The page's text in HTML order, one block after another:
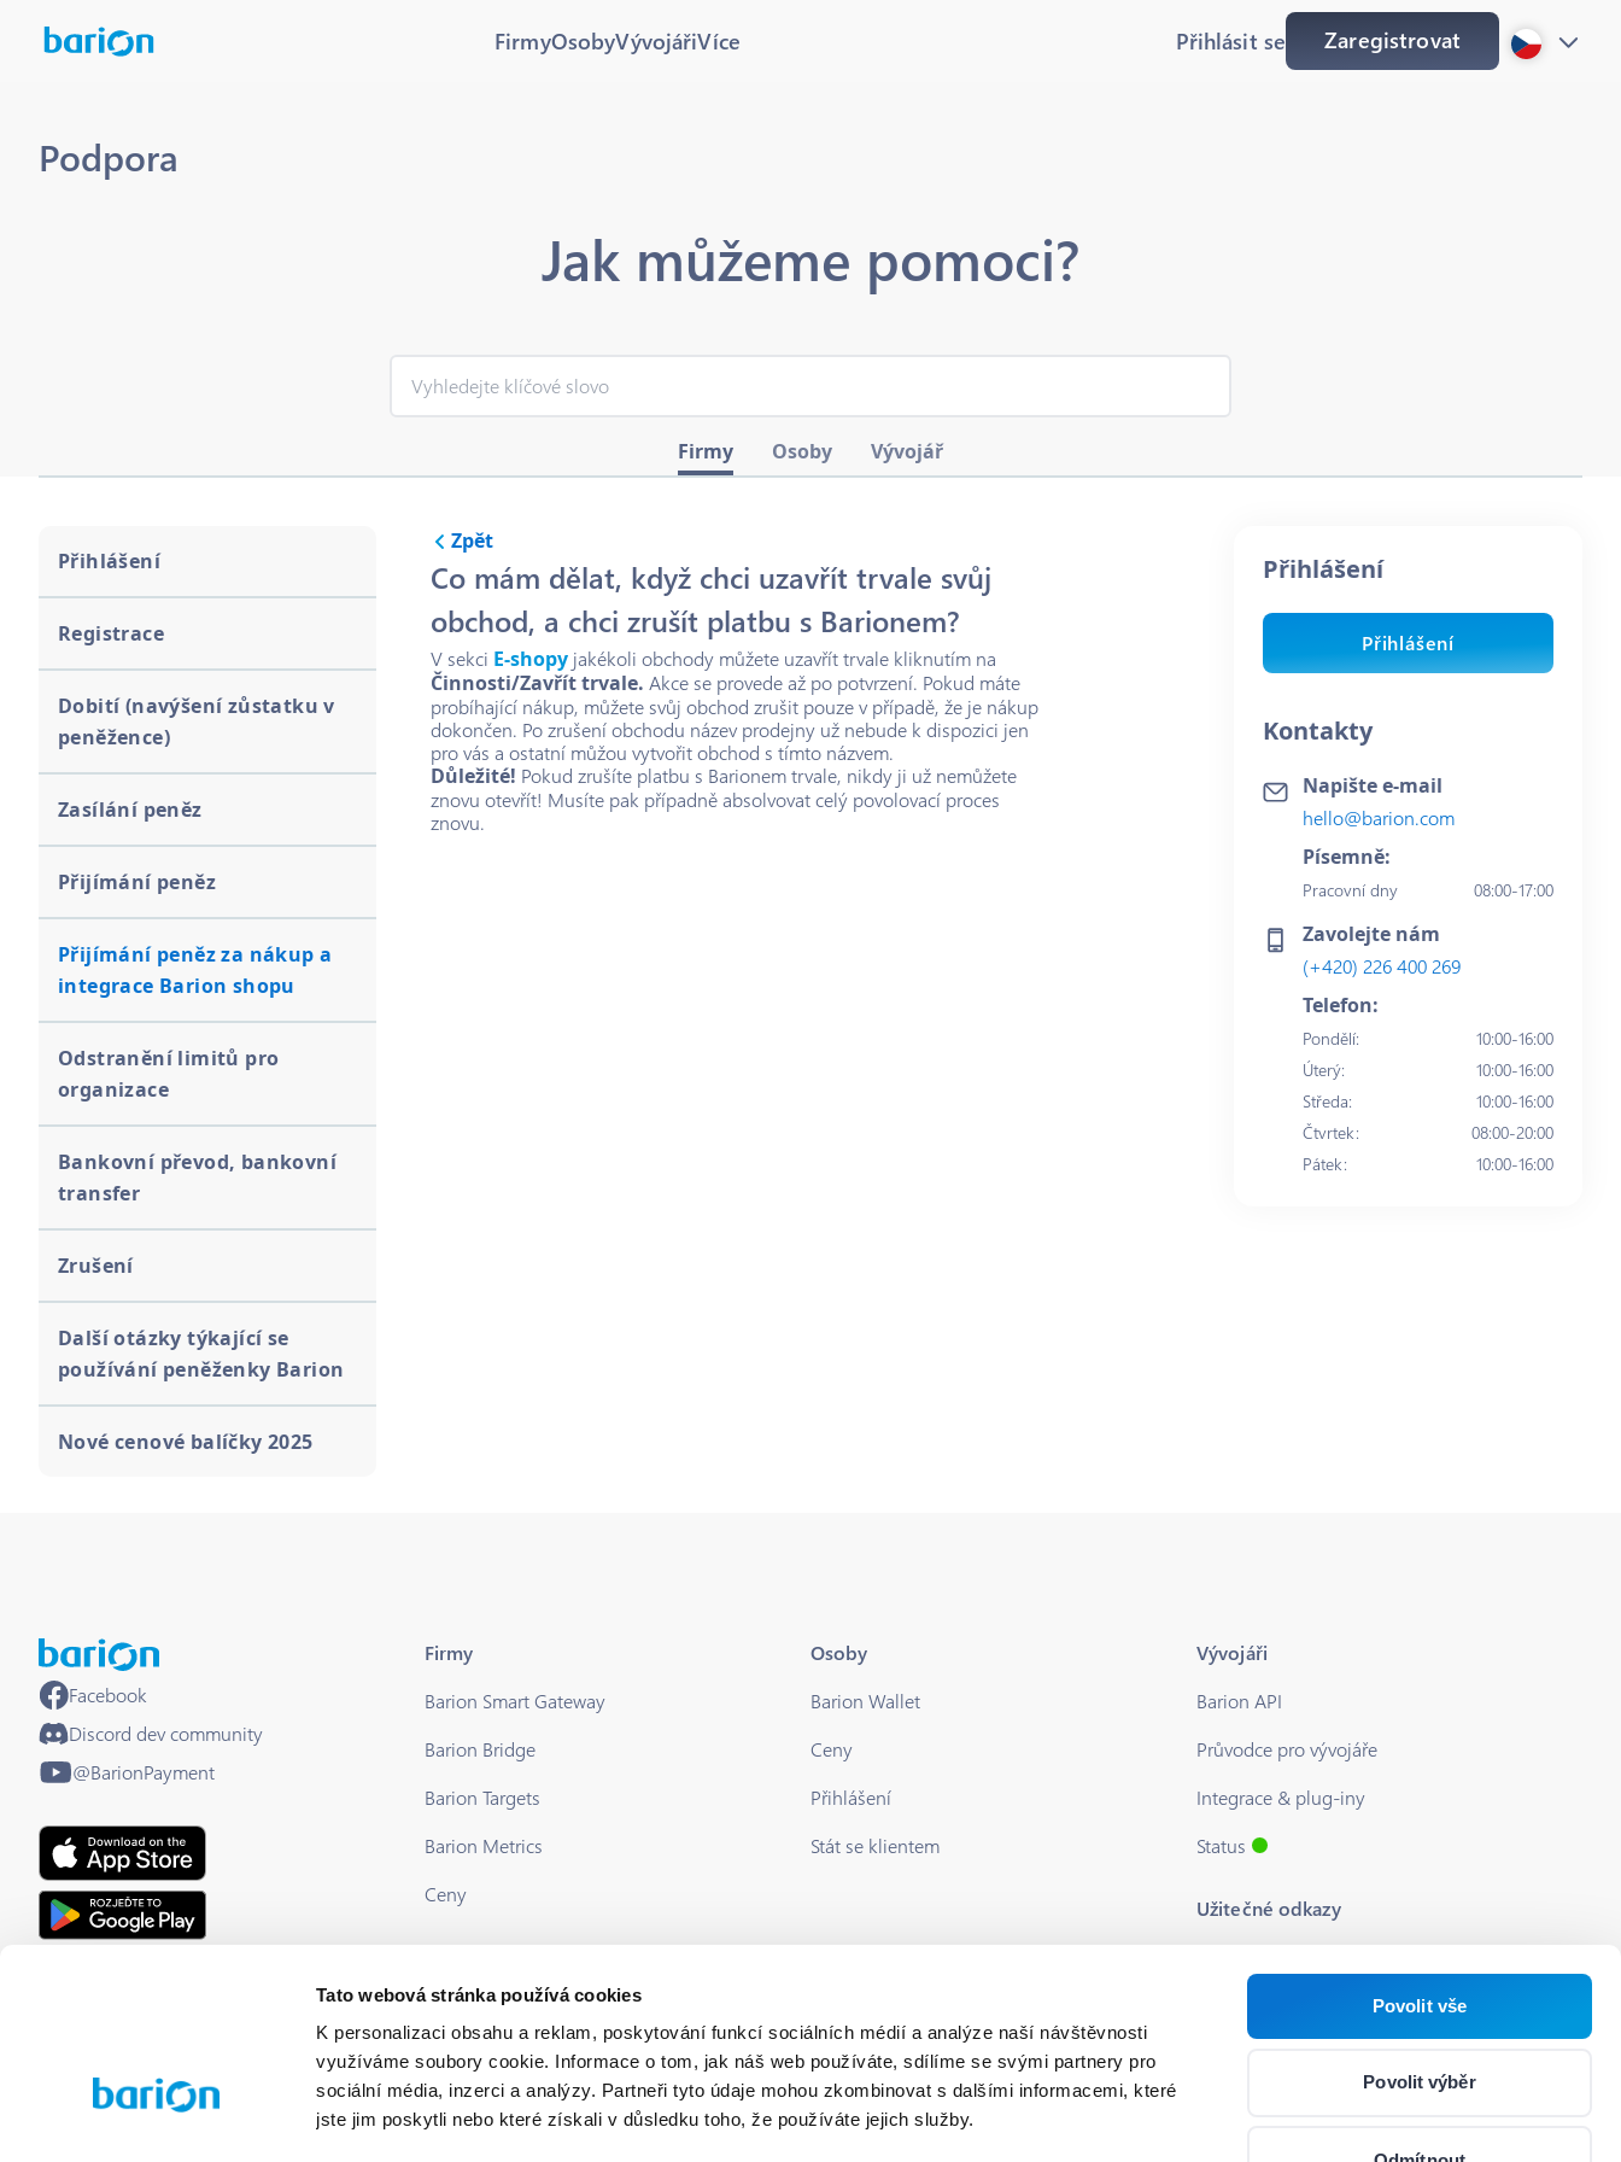
Tato webová stránka používá cookies
K personalizaci obsahu a reklam, poskytování funkcí sociálních médií a analýze naší návštěvnosti
využíváme soubory cookie. Informace o tom, jak náš web používáte, sdílíme se svými partnery pro
sociální média, inzerci a analýzy. Partneři tyto údaje mohou zkombinovat s dalšími informacemi, které
jste jim poskytli nebo které získali v důsledku toho, že používáte jejich služby.
Povolit vše
Povolit výběr
FirmyOsobyVývojářiVíce Přihlásit se Zaregistrovat
Podpora
Jak můžeme pomoci?
Firmy Osoby Vývojář
Přihlášení
Registrace
Dobití (navýšení zůstatku v
peněžence)
Zasílání peněz
Přijímání peněz
Přijímání peněz za nákup a
integrace Barion shopu
Odstranění limitů pro
organizace
Bankovní převod, bankovní
transfer
Zrušení
Další otázky týkající se
používání peněženky Barion
Nové cenové balíčky 2025
Zpět
Co mám dělat, když chci uzavřít trvale svůj
obchod, a chci zrušít platbu s Barionem?
V sekci E-shopyjakékoli obchody můžete uzavřít trvale kliknutím na
Činnosti/Zavřít trvale. Akce se provede až po potvrzení. Pokud máte
probíhající nákup, můžete svůj obchod zrušit pouze v případě, že je nákup
dokončen. Po zrušení obchodu název prodejny už nebude k dispozici jen
pro vás a ostatní můžou vytvořit obchod s tímto názvem.
Důležité! Pokud zrušíte platbu s Barionem trvale, nikdy ji už nemůžete
znovu otevřít! Musíte pak případně absolvovat celý povolovací proces
znovu.
Přihlášení
Přihlášení
Kontakty
Napište e-mail
hello@barion.com
Písemně:
Pracovní dny 08:00-17:00
Zavolejte nám
(+420) 226 400 269
Telefon:
Pondělí:
10:00-16:00
Úterý:
10:00-16:00
Středa:
10:00-16:00
Čtvrtek:
08:00-20:00
Pátek: 10:00-16:00
Facebook
Discord dev community
@BarionPayment
EU Licensed & Regulated Financial
Firmy
Barion Smart Gateway
Barion Bridge
Barion Targets
Barion Metrics
Ceny
Osoby
Barion Wallet
Ceny
Přihlášení
Stát se klientem
Vývojáři
Barion API
Průvodce pro vývojáře
Integrace & plug-iny
Status
Užitečné odkazy
Nastavení souborů cookie